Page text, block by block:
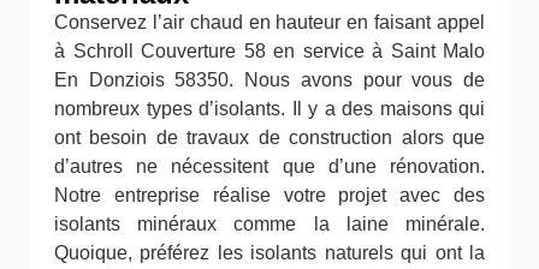
Conservez l’air chaud en hauteur en faisant appel
à Schroll Couverture 58 en service à Saint Malo
En Donziois 58350. Nous avons pour vous de
nombreux types d’isolants. Il y a des maisons qui
ont besoin de travaux de construction alors que
d’autres ne nécessitent que d’une rénovation.
Notre entreprise réalise votre projet avec des
isolants minéraux comme la laine minérale.
Quoique, préférez les isolants naturels qui ont la